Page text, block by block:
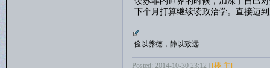
下个月打算继续读政治学。直接迈
俭以养德，静以致远
Posted: 2014-10-30 23:12 | [楼 主]